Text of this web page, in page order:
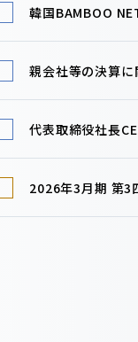
韓国BAMBOO
親会社等の決算
代表取締役社長
2026年3月期 第3